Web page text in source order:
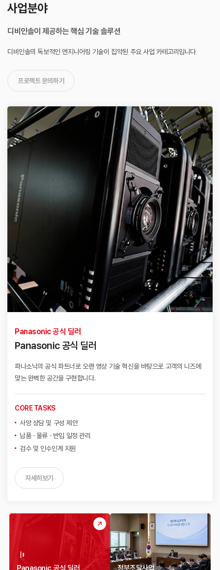
사업분야
디비인솔이 제공하는 핵심 기술 솔루션
디비인솔의 독보적인 엔지니어링 기술이 집약된 주요 사업 카테고리입니다
프로젝트 문의하기
Panasonic 공식 딜러
Panasonic 공식 딜러
파나소닉의 공식 파트너로 오랜 영상 기술 혁신을 바탕으로 고객의 니즈에
맞는 완벽한 공간을 구현합니다.
CORE TASKS
사양 상담 및 구성 제안
납품 · 물류 · 반입 일정 관리
검수 및 인수인계 지원
자세히보기
Panasonic 공식 딜러 정부조달사업